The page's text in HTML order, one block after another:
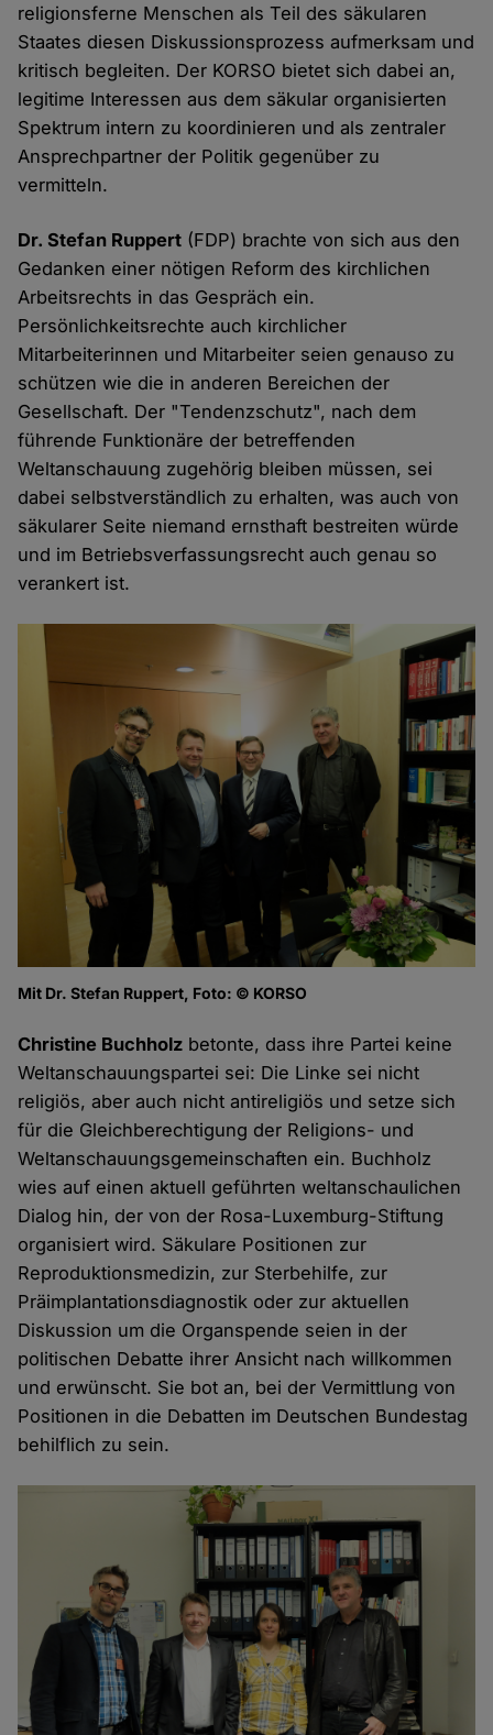
religionsferne Menschen als Teil des säkularen
Staates diesen Diskussionsprozess aufmerksam und
kritisch begleiten. Der KORSO bietet sich dabei an,
legitime Interessen aus dem säkular organisierten
Spektrum intern zu koordinieren und als zentraler
Ansprechpartner der Politik gegenüber zu
vermitteln.
Dr. Stefan Ruppert (FDP) brachte von sich aus den
Gedanken einer nötigen Reform des kirchlichen
Arbeitsrechts in das Gespräch ein.
Persönlichkeitsrechte auch kirchlicher
Mitarbeiterinnen und Mitarbeiter seien genauso zu
schützen wie die in anderen Bereichen der
Gesellschaft. Der "Tendenzschutz", nach dem
führende Funktionäre der betreffenden
Weltanschauung zugehörig bleiben müssen, sei
dabei selbstverständlich zu erhalten, was auch von
säkularer Seite niemand ernsthaft bestreiten würde
und im Betriebsverfassungsrecht auch genau so
verankert ist.
Mit Dr. Stefan Ruppert, Foto: © KORSO
Christine Buchholz betonte, dass ihre Partei keine
Weltanschauungspartei sei: Die Linke sei nicht
religiös, aber auch nicht antireligiös und setze sich
für die Gleichberechtigung der Religions- und
Weltanschauungsgemeinschaften ein. Buchholz
wies auf einen aktuell geführten weltanschaulichen
Dialog hin, der von der Rosa-Luxemburg-Stiftung
organisiert wird. Säkulare Positionen zur
Reproduktionsmedizin, zur Sterbehilfe, zur
Präimplantationsdiagnostik oder zur aktuellen
Diskussion um die Organspende seien in der
politischen Debatte ihrer Ansicht nach willkommen
und erwünscht. Sie bot an, bei der Vermittlung von
Positionen in die Debatten im Deutschen Bundestag
behilflich zu sein.